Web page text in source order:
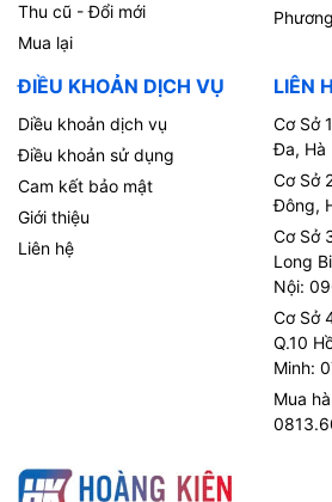
Thu cũ - Đổi mới
Mua lại
ĐIỀU KHOẢN DỊCH VỤ
Diều khoản dịch vụ
Điều khoản sử dụng
Cam kết bảo mật
Giới thiệu
Liên hệ
LIÊN
Cơ Sở
Đa,
Cơ Sở
Đông,
Cơ Sở
Long
Nội:
Cơ Sở
Q.10
Minh:
Mua